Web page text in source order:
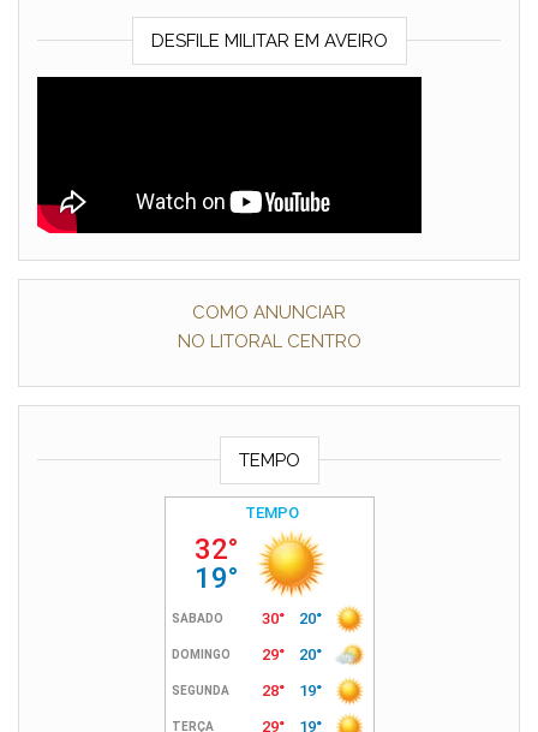
DESFILE MILITAR EM AVEIRO
COMO ANUNCIAR
NO LITORAL CENTRO
TEMPO